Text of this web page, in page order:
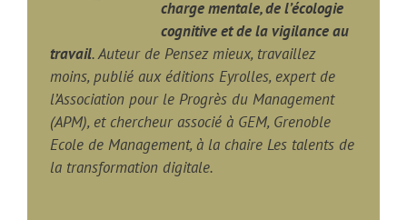
charge mentale, de l’écologie
cognitive et de la vigilance au
travail. Auteur de Pensez mieux, travaillez
moins, publié aux éditions Eyrolles, expert de
l’Association pour le Progrès du Management
(APM), et chercheur associé à GEM, Grenoble
Ecole de Management, à la chaire Les talents de
la transformation digitale.